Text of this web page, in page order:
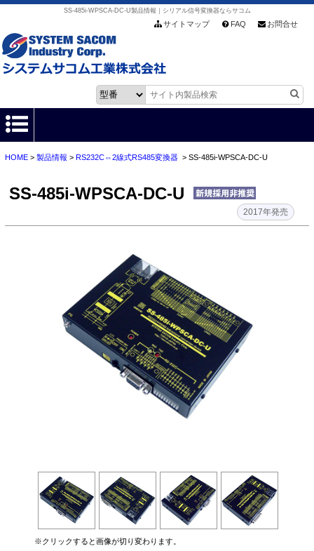
SS-485i-WPSCA-DC-U製品情報｜シリアル信号変換器ならサコム
サイトマップ FAQ お問合せ
HOME
製品情報
各種ダウンロード
お客様サポート
会社情報
お問い合わせ
HOME> 製品情報 > RS232C⇔2線式RS485変換器> SS-485i-WPSCA-DC-U
SS-485i-WPSCA-DC-U
2017年発売
※クリックすると画像が切り変わります。